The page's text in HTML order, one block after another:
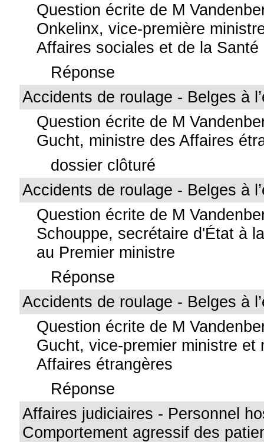
Question écrite de M
Onkelinx, vice-première
Affaires sociales et de la Santé
Réponse
Accidents de roulage - Belges à
Question écrite de M
Gucht, ministre des Affaires
dossier clôturé
Accidents de roulage - Belges à
Question écrite de M
Schouppe, secrétaire d'État à
au Premier ministre
Réponse
Accidents de roulage - Belges à
Question écrite de M
Gucht, vice-premier ministre et
Affaires étrangères
Réponse
Affaires judiciaires - Personnel
Comportement agressif des